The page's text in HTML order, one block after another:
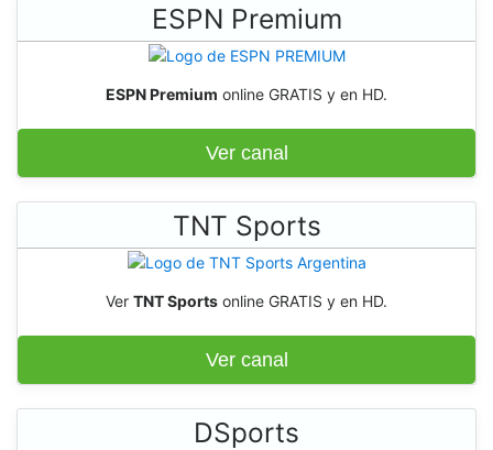
ESPN Premium
ESPN Premium online GRATIS y en HD.
Ver canal
TNT Sports
Ver TNT Sports online GRATIS y en HD.
Ver canal
DSports